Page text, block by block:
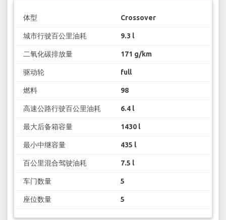
体型 Crossover
城市行驶百公里油耗 9.3 l
二氧化碳排放量 171 g/km
驱动轮 full
燃料 98
高速公路行驶百公里油耗 6.4 l
最大后备箱容量 1430 l
最小中继容量 435 l
百公里混合驾驶油耗 7.5 l
车门数量 5
座位数量 5